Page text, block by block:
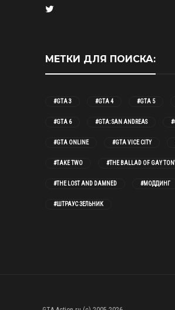
МЕТКИ ДЛЯ ПОИСКА:
#GTA 3 #GTA 4 #GTA 5
#GTA 6 #GTA: SAN ANDREAS
#GTA ONLINE #GTA VICE CITY
#TAKE TWO #THE BALLAD OF GAY
#THE LOST AND DAMNED #МОДДИНГ
#ШТРАУС ЗЕЛЬНИК